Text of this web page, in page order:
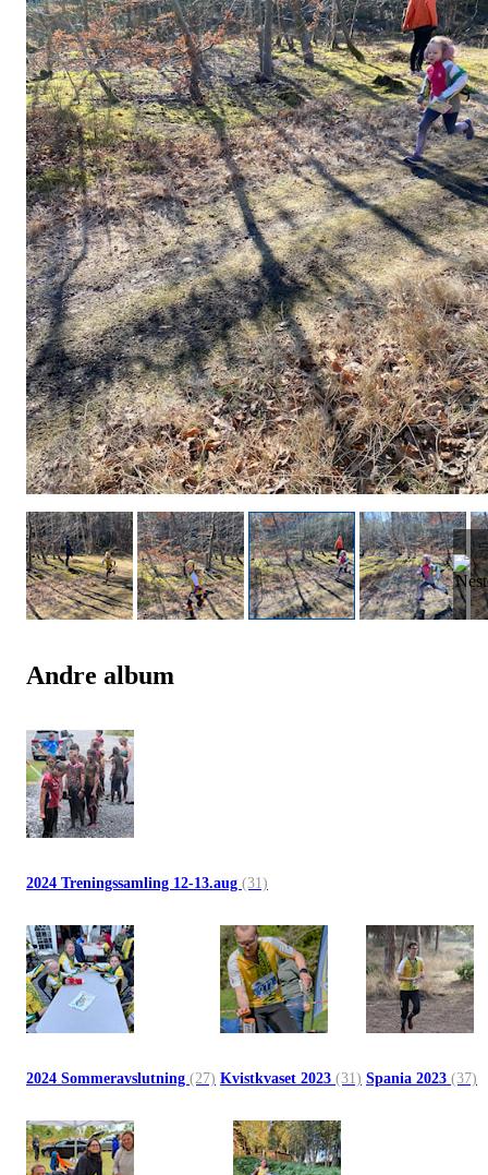
Andre album
2024 Treningssamling 12-13.aug (31)
2024 Sommeravslutning (27) Kvistkvaset 2023 (31) Spania 2023 (37)